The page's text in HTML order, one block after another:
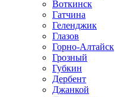
Воткинск
Гатчина
Геленджик
Глазов
Горно-Алтайск
Грозный
Губкин
Дербент
Джанкой